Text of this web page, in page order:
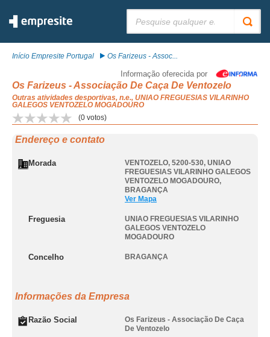
Início Empresite Portugal Os Farizeus - Assoc...
Informação oferecida por
Os Farizeus - Associação De Caça De Ventozelo
Outras atividades desportivas, n.e., UNIAO FREGUESIAS VILARINHO
GALEGOS VENTOZELO MOGADOURO
(0 votos)
Endereço e contato
Morada VENTOZELO, 5200-530, UNIAO
FREGUESIAS VILARINHO GALEGOS
VENTOZELO MOGADOURO,
BRAGANÇA
Ver Mapa
Freguesia
UNIAO FREGUESIAS VILARINHO
GALEGOS VENTOZELO
MOGADOURO
Concelho BRAGANÇA
Informações da Empresa
Razão Social
Os Farizeus - Associação De Caça
De Ventozelo